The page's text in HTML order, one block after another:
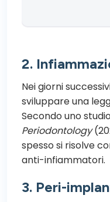
2.
Nei giorni
sviluppare una
Secondo uno
Periodontology
spesso si risolve
anti-infiammatori.
3. Peri-